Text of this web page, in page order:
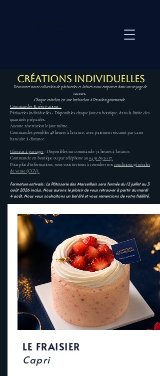
Créations individuelles
Découvrez notre collection de pâtisseries et laissez-vous emporter dans un voyage de
saveurs.
Chaque création est une invitation à l’évasion gourmande.
Commandes & réservations :
Pâtisseries individuelles - Disponibles chaque jour en boutique, dans la limite des
quantités préparées.
Aucune réservation le jour même.
Commandes possibles 48 heures à l’avance, avec paiement sécurisé par carte
bancaire à distance.
Gâteaux à partager- Disponibles sur commande 72 heures à l’avance.
Commande en boutique ou par téléphone au04 91 89 20 17.
Pour plus d’informations, nous vous invitons à consulter nosconditions générales
de vente (CGV).
Fermeture estivale : La Pâtisserie des Marseillais sera fermée du 12 juillet au 3
août 2026 inclus. Nous aurons le plaisir de vous retrouver à partir du mardi
4 août. Nous vous souhaitons un bel été et vous remercions de votre fidélité.
LE FRAISIER
Capri